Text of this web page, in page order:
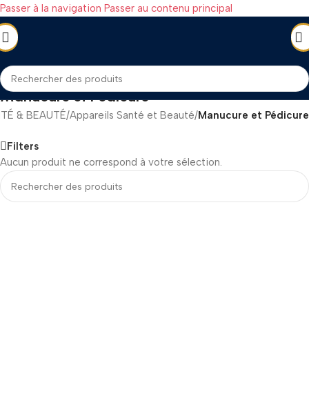
Passer à la navigation Passer au contenu principal
Manucure et Pédicure
& BEAUTÉ/Appareils Santé et Beauté/Manucure et Pédicure
Filters
Aucun produit ne correspond à votre sélection.